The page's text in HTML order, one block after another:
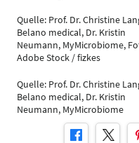
Quelle: Prof. Dr. Christine
Belano medical, Dr. Kristin
Neumann, MyMicrobiome,
Adobe Stock / fizkes
Quelle: Prof. Dr. Christine
Belano medical, Dr. Kristin
Neumann, MyMicrobiome